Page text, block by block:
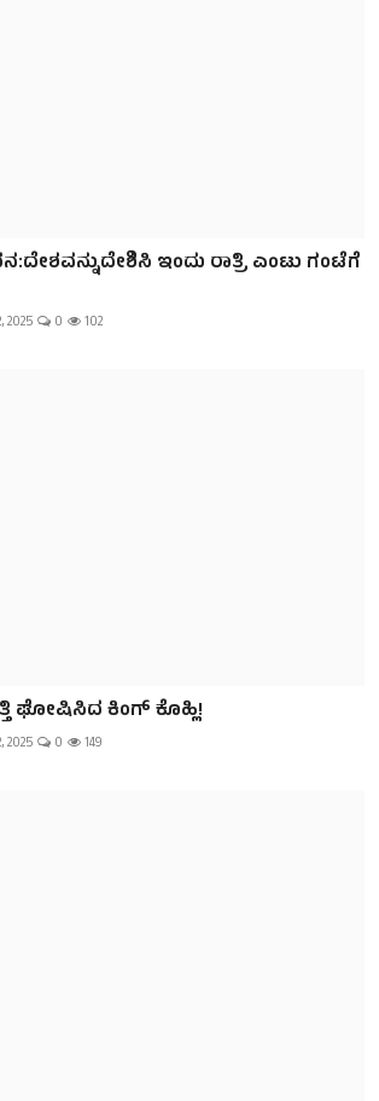
ಇಂದು ರಾತ್ರಿ ಎಂಟು ಗಂಟೆಗೆ
2025 0 102
ಘೋಷಿಸಿದ ಕಿಂಗ್ ‌ಕೊಹ್ಲಿ!
2025 0 149